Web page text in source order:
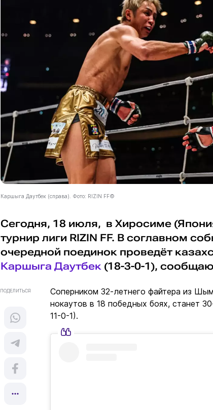
Каршыга Даутбек (справа). Фото: RIZIN FF©
Сегодня, 18 июля, в Хиросиме
турнир лиги RIZIN FF. В соглавном
очередной поединок проведёт
Каршыга Даутбек (18-3-0-1),
ПОДЕЛИТЬСЯ
Соперником 32-летнего файтера из
нокаутов в 18 победных боях, станет
11-0-1).